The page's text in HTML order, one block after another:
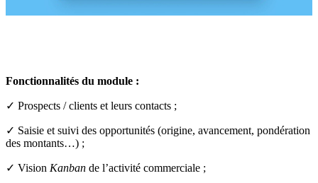
Fonctionnalités du module :
✓ Prospects / clients et leurs contacts ;
✓ Saisie et suivi des opportunités (origine, avancement, pondération
des montants…) ;
✓ Vision Kanban de l’activité commerciale ;